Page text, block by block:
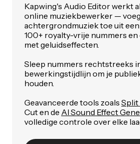
Kapwing's Audio Editor werkt
online muziekbewerker — voeg
achtergrondmuziek toe uit
100+ royalty-vrije nummers
met geluidseffecten.
Sleep nummers rechtstreeks
bewerkingstijdlijn om je
houden.
Geavanceerde tools zoals Split
Cut en de AI Sound Effect
volledige controle over elke